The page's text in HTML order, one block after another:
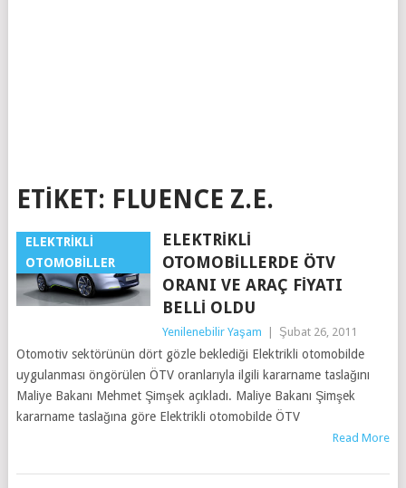
ETIKET: FLUENCE Z.E.
ELEKTRIKLI
OTOMOBILLER
ELEKTRIKLI
OTOMOBILLERDE ÖTV
ORANI VE ARAÇ FIYATI
BELLI OLDU
Yenilenebilir Yaşam Şubat 26, 2011
Otomotiv sektörünün dört gözle beklediği Elektrikli otomobilde
uygulanması öngörülen ÖTV oranlarıyla ilgili kararname taslağını
Maliye Bakanı Mehmet Şimşek açıkladı. Maliye Bakanı Şimşek
kararname taslağına göre Elektrikli otomobilde ÖTV
Read More